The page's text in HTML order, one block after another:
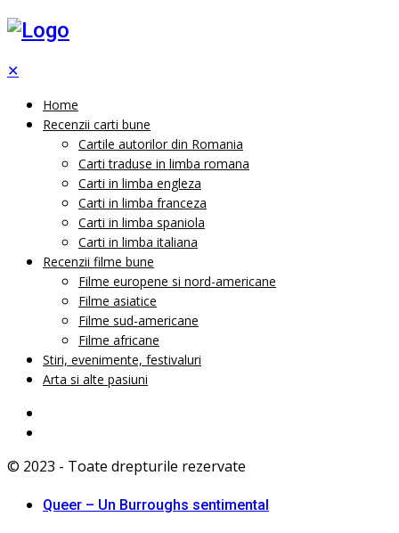
✕
Home
Recenzii carti bune
Cartile autorilor din Romania
Carti traduse in limba romana
Carti in limba engleza
Carti in limba franceza
Carti in limba spaniola
Carti in limba italiana
Recenzii filme bune
Filme europene si nord-americane
Filme asiatice
Filme sud-americane
Filme africane
Stiri, evenimente, festivaluri
Arta si alte pasiuni
© 2023 - Toate drepturile rezervate
Queer – Un Burroughs sentimental